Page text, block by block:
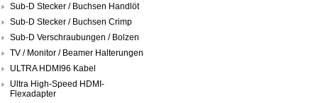
Sub-D Stecker / Buchsen Handlöt
Sub-D Stecker / Buchsen Crimp
Sub-D Verschraubungen / Bolzen
TV / Monitor / Beamer Halterungen
ULTRA HDMI96 Kabel
Ultra High-Speed HDMI-
Flexadapter